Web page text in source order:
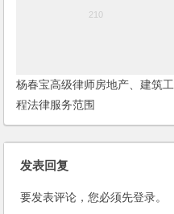
杨春宝高级律师房地产、建筑工
程法律服务范围
发表回复
要发表评论，您必须先登录。